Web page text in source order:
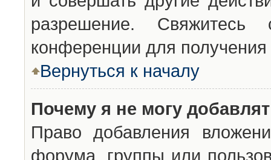
разрешение. Свяжитесь
конференции для получения
Вернуться к началу
Почему я не могу
Право добавления
форума, группы или